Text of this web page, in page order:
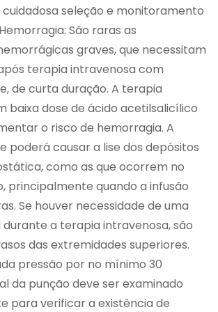
seleção e monitoramento
São raras as
graves, que necessitam
terapia intravenosa com
de curta duração. A terapia
baixa dose de ácido acetilsalicílico
o risco de hemorragia. A
poderá causar a lise dos depósitos
como as que ocorrem no
principalmente quando a infusão
Se houver necessidade de uma
a terapia intravenosa, são
das extremidades superiores.
pressão por no mínimo 30
da punção deve ser examinado
para verificar a existência de